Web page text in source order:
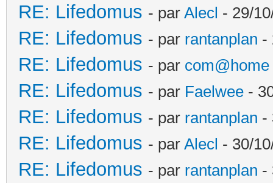
RE: Lifedomus - par Alecl - 29/
RE: Lifedomus - par rantanplan -
RE: Lifedomus - par com@home
RE: Lifedomus - par Faelwee -
RE: Lifedomus - par rantanplan -
RE: Lifedomus - par Alecl - 30/
RE: Lifedomus - par rantanplan -